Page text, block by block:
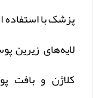
پزشک با استفاده
لایه‌های زیرین
کلاژن و بافت